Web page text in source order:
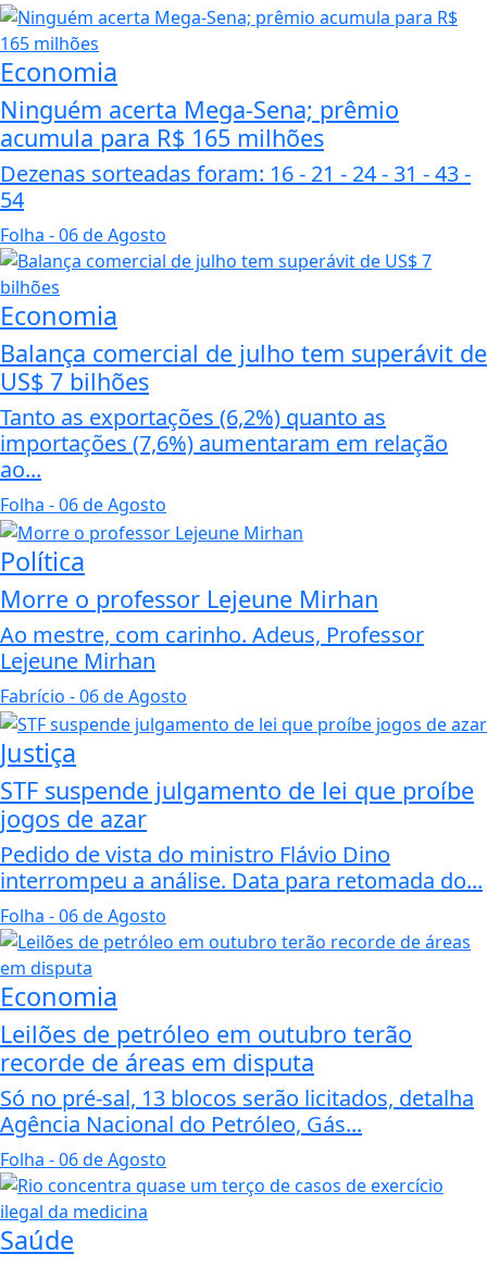
Economia
Ninguém acerta Mega-Sena; prêmio
acumula para R$ 165 milhões
Dezenas sorteadas foram: 16 - 21 - 24 - 31 - 43 -
54
Folha - 06 de Agosto
Economia
Balança comercial de julho tem superávit de
US$ 7 bilhões
Tanto as exportações (6,2%) quanto as
importações (7,6%) aumentaram em relação
ao...
Folha - 06 de Agosto
Política
Morre o professor Lejeune Mirhan
Ao mestre, com carinho. Adeus, Professor
Lejeune Mirhan
Fabrício - 06 de Agosto
Justiça
STF suspende julgamento de lei que proíbe
jogos de azar
Pedido de vista do ministro Flávio Dino
interrompeu a análise. Data para retomada do...
Folha - 06 de Agosto
Economia
Leilões de petróleo em outubro terão
recorde de áreas em disputa
Só no pré-sal, 13 blocos serão licitados, detalha
Agência Nacional do Petróleo, Gás...
Folha - 06 de Agosto
Saúde